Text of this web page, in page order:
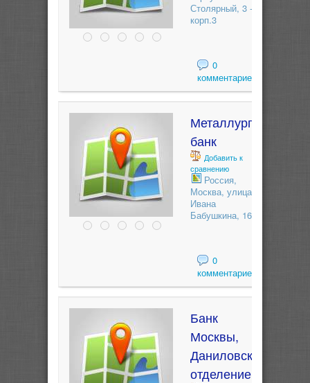
Столярный, 3 -
корп.3
0
комментариев
Металлург
банк
Добавить к
сравнению
Россия,
Москва, улица
Ивана
Бабушкина, 16
0
комментариев
Банк
Москвы,
Даниловское
отделение